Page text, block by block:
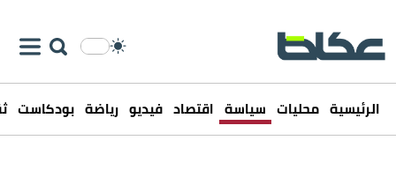
الرئيسية محليات سياسة اقتصاد فيديو رياضة بودكاست